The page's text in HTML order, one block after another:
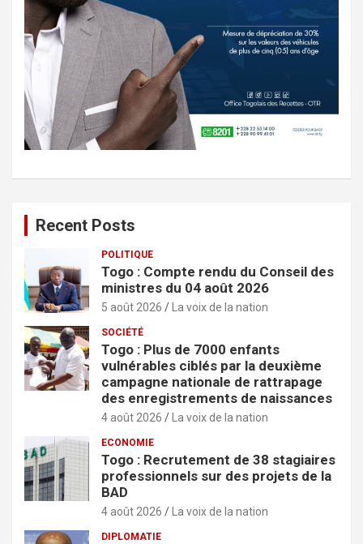
Recent Posts
POLITIQUE
Togo : Compte rendu du Conseil des
ministres du 04 août 2026
5 août 2026 La voix de la nation
SOCIÉTÉ
Togo : Plus de 7000 enfants
vulnérables ciblés par la deuxième
campagne nationale de rattrapage
des enregistrements de naissances
4 août 2026 La voix de la nation
ECONOMIE
Togo : Recrutement de 38 stagiaires
professionnels sur des projets de la
BAD
4 août 2026 La voix de la nation
DIPLOMATIE